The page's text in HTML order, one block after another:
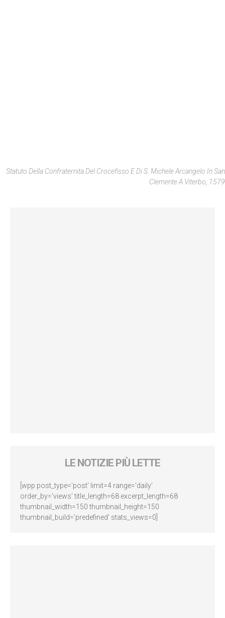
Statuto Della Confraternita Del Crocefisso E Di S. Michele Arcangelo In San
Clemente A Viterbo, 1579
LE NOTIZIE PIÙ LETTE
[wpp post_type='post' limit=4 range='daily'
order_by='views' title_length=68 excerpt_length=68
thumbnail_width=150 thumbnail_height=150
thumbnail_build='predefined' stats_views=0]